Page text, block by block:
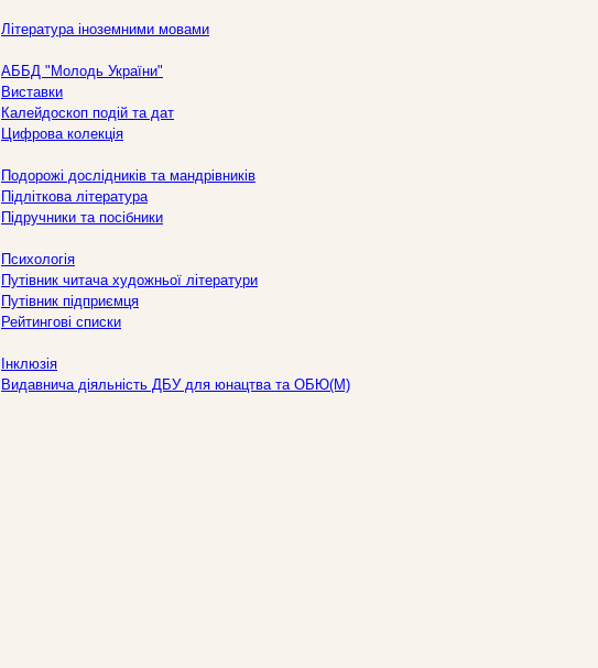
Література іноземними мовами
АББД "Молодь України"
Виставки
Калейдоскоп подій та дат
Цифрова колекція
Подорожі дослідників та мандрівників
Підліткова література
Підручники та посібники
Психологія
Путівник читача художньої літератури
Путівник підприємця
Рейтингові списки
Інклюзія
Видавнича діяльність ДБУ для юнацтва та ОБЮ(М)